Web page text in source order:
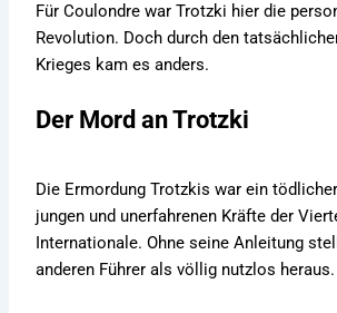
Für Coulondre war Trotzki hier die
Revolution. Doch durch den
Krieges kam es anders.
Der Mord an Trotzki
Die Ermordung Trotzkis war ein
jungen und unerfahrenen Kräfte der
Internationale. Ohne seine Anleitung
anderen Führer als völlig nutzlos heraus.